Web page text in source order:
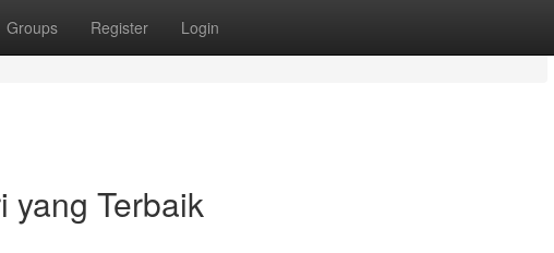
Groups Register Login
yang Terbaik